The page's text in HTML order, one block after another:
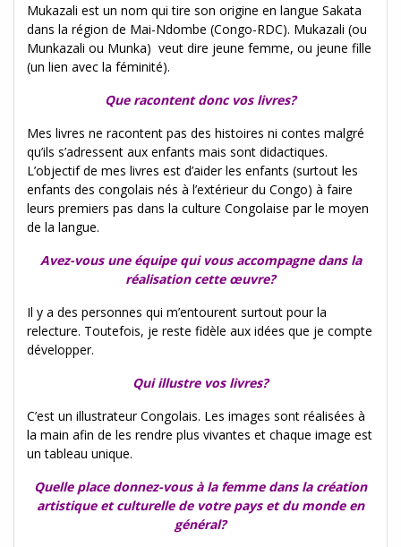
Mukazali est un nom qui tire son origine en langue Sakata
dans la région de Mai-Ndombe (Congo-RDC). Mukazali (ou
Munkazali ou Munka) veut dire jeune femme, ou jeune fille
(un lien avec la féminité).
Que racontent donc vos livres?
Mes livres ne racontent pas des histoires ni contes malgré
qu’ils s’adressent aux enfants mais sont didactiques.
L’objectif de mes livres est d’aider les enfants (surtout les
enfants des congolais nés à l’extérieur du Congo) à faire
leurs premiers pas dans la culture Congolaise par le moyen
de la langue.
Avez-vous une équipe qui vous accompagne dans la
réalisation cette œuvre?
Il y a des personnes qui m’entourent surtout pour la
relecture. Toutefois, je reste fidèle aux idées que je compte
développer.
Qui illustre vos livres?
C’est un illustrateur Congolais. Les images sont réalisées à
la main afin de les rendre plus vivantes et chaque image est
un tableau unique.
Quelle place donnez-vous à la femme dans la création
artistique et culturelle de votre pays et du monde en
général?